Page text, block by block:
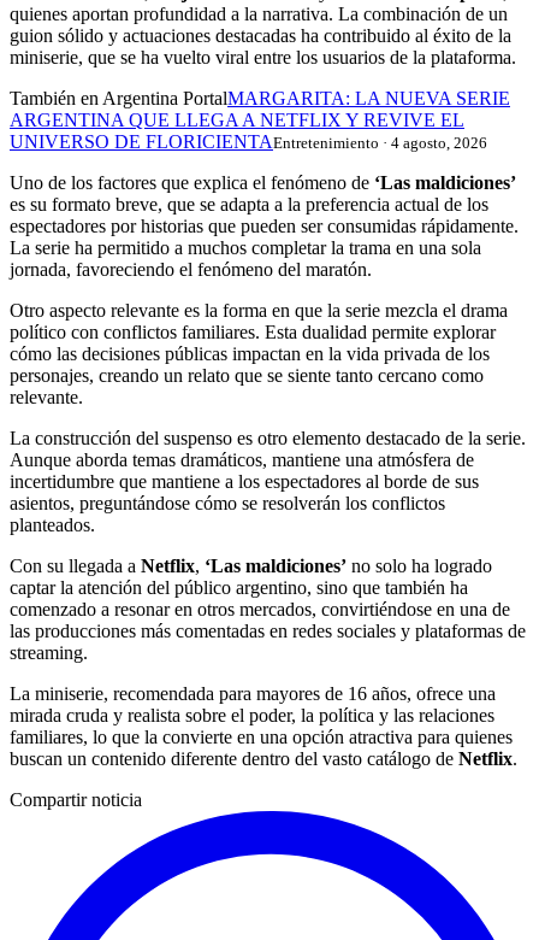
quienes aportan profundidad a la narrativa. La combinación de un
guion sólido y actuaciones destacadas ha contribuido al éxito de la
miniserie, que se ha vuelto viral entre los usuarios de la plataforma.
También en Argentina PortalMARGARITA: LA NUEVA SERIE
ARGENTINA QUE LLEGA A NETFLIX Y REVIVE EL
UNIVERSO DE FLORICIENTAEntretenimiento · 4 agosto, 2026
Uno de los factores que explica el fenómeno de ‘Las maldiciones’
es su formato breve, que se adapta a la preferencia actual de los
espectadores por historias que pueden ser consumidas rápidamente.
La serie ha permitido a muchos completar la trama en una sola
jornada, favoreciendo el fenómeno del maratón.
Otro aspecto relevante es la forma en que la serie mezcla el drama
político con conflictos familiares. Esta dualidad permite explorar
cómo las decisiones públicas impactan en la vida privada de los
personajes, creando un relato que se siente tanto cercano como
relevante.
La construcción del suspenso es otro elemento destacado de la serie.
Aunque aborda temas dramáticos, mantiene una atmósfera de
incertidumbre que mantiene a los espectadores al borde de sus
asientos, preguntándose cómo se resolverán los conflictos
planteados.
Con su llegada a Netflix, ‘Las maldiciones’ no solo ha logrado
captar la atención del público argentino, sino que también ha
comenzado a resonar en otros mercados, convirtiéndose en una de
las producciones más comentadas en redes sociales y plataformas de
streaming.
La miniserie, recomendada para mayores de 16 años, ofrece una
mirada cruda y realista sobre el poder, la política y las relaciones
familiares, lo que la convierte en una opción atractiva para quienes
buscan un contenido diferente dentro del vasto catálogo de Netflix.
Compartir noticia